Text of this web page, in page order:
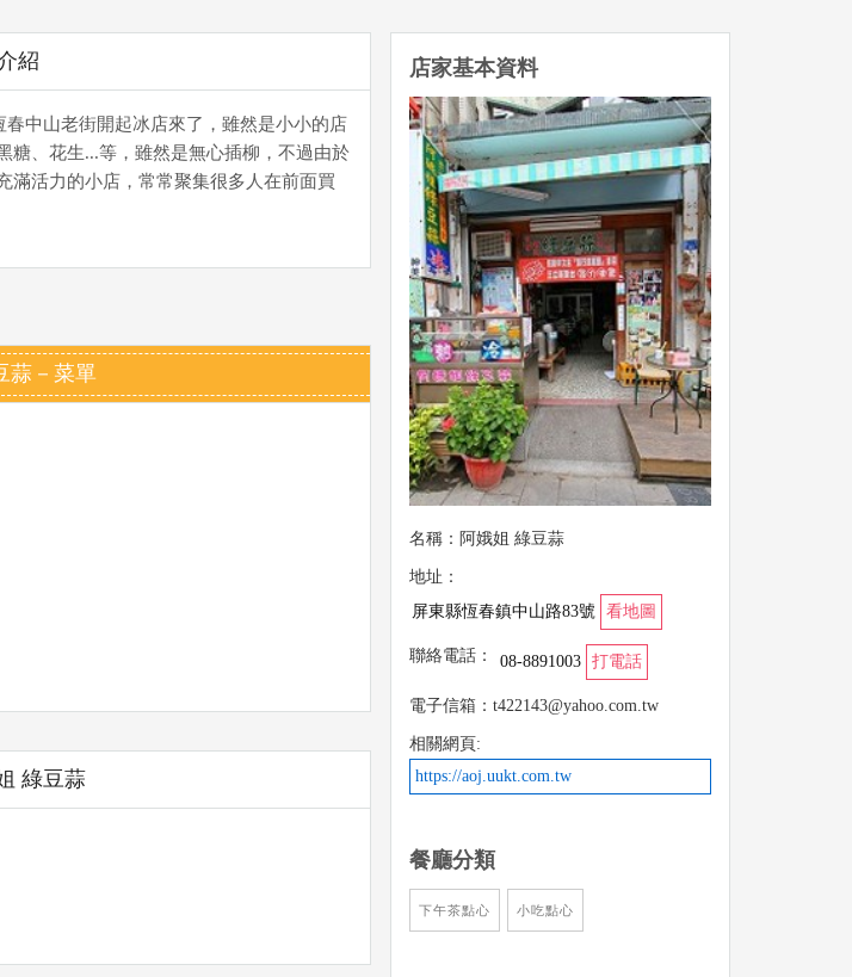
紹
中山老街開起冰店來了，雖然是小小的店
糖、花生...等，雖然是無心插柳，不過由於
滿活力的小店，常常聚集很多人在前面買
蒜－菜單
綠豆蒜
店家基本資料
名稱：阿娥姐 綠豆蒜
地址：
屏東縣恆春鎮中山路83號
看地圖
聯絡電話： 08-8891003 打電話
電子信箱：t422143@yahoo.com.tw
相關網頁:
https://aoj.uukt.com.tw
餐廳分類
下午茶點心 小吃點心